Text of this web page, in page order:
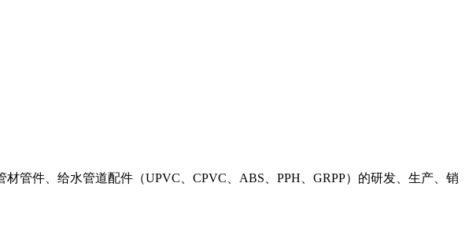
管件、给水管道配件（UPVC、CPVC、ABS、PPH、GRPP）的研发、生产、销